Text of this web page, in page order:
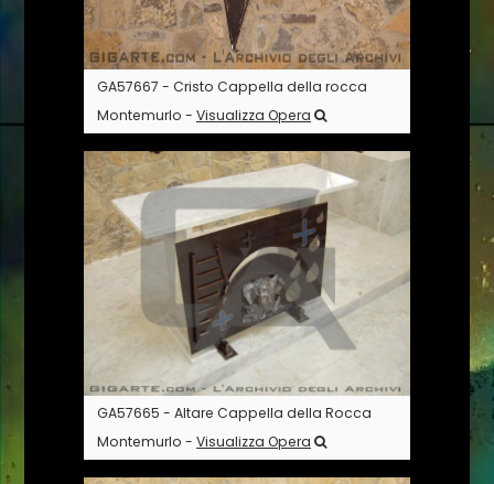
GA57667 - Cristo Cappella della rocca
Montemurlo - Visualizza Opera
GA57665 - Altare Cappella della Rocca
Montemurlo - Visualizza Opera